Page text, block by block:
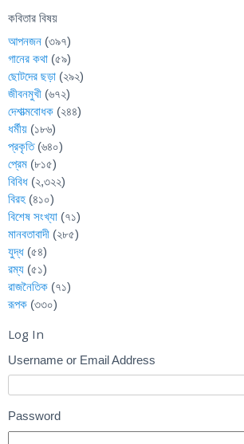
কবিতার বিষয়
আপনজন (৩৯৭)
গানের কথা (৫৯)
ছোটদের ছড়া (২৯২)
জীবনমুখী (৬৭২)
দেশাত্মবোধক (২৪৪)
ধর্মীয় (১৮৬)
প্রকৃতি(৬৪০)
প্রেম (৮১৫)
বিবিধ (২,৩২২)
বিরহ (৪১০)
বিশেষ সংখ্যা (৭১)
মানবতাবাদী (২৮৫)
যুদ্ধ (৫৪)
রম্য (৫১)
রাজনৈতিক (৭১)
রূপক (৩৩০)
Log In
Username or Email Address
Password